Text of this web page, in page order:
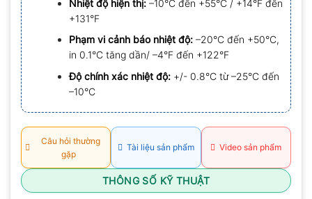
Nhiệt độ hiện thị: –10°C đến +55°C / +14°F đến
+131°F
Phạm vi cảnh báo nhiệt độ: –20°C đến +50°C,
in 0.1°C tăng dần/ –4°F đến +122°F
Độ chính xác nhiệt độ: +/- 0.8°C từ –25°C đến
–10°C
Câu hỏi thường
gặp
Tài liệu sản phẩm Video sản phẩm
THÔNG SỐ KỸ THUẬT